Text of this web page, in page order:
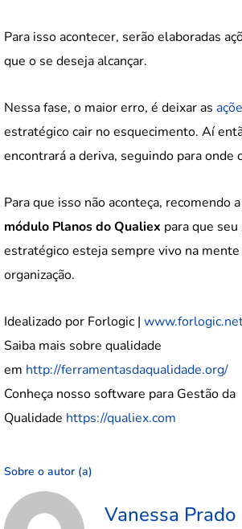
Para isso acontecer, serão elaboradas
que o se deseja alcançar.
Nessa fase, o maior erro, é deixar as
estratégico cair no esquecimento. Aí
encontrará a deriva, seguindo para onde
Para que isso não aconteça, recomendo
módulo Planos do Qualiex para que
estratégico esteja sempre vivo na mente
organização.
Idealizado por Forlogic |
Saiba mais sobre qualidade
em http://ferramentasdaqualidade.org/
Conheça nosso software para Gestão da
Qualidade https://qualiex.com
Sobre o autor (a)
Vanessa Prado